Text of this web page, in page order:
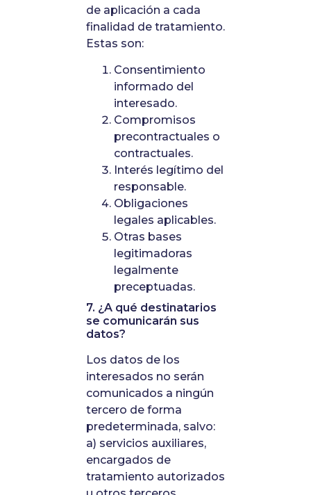
de aplicación a cada
finalidad de tratamiento.
Estas son:
Consentimiento
informado del
interesado.
Compromisos
precontractuales o
contractuales.
Interés legítimo del
responsable.
Obligaciones
legales aplicables.
Otras bases
legitimadoras
legalmente
preceptuadas.
7. ¿A qué destinatarios
se comunicarán sus
datos?
Los datos de los
interesados no serán
comunicados a ningún
tercero de forma
predeterminada, salvo:
a) servicios auxiliares,
encargados de
tratamiento autorizados